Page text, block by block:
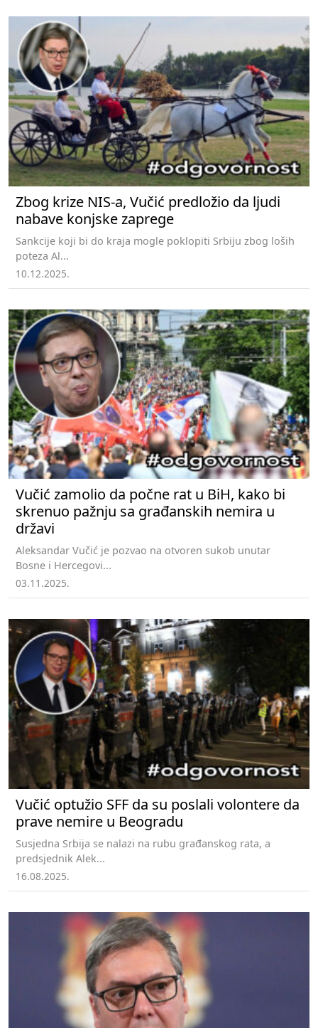
Zbog krize NIS-a, Vučić predložio da ljudi
nabave konjske zaprege
Sankcije koji bi do kraja mogle poklopiti Srbiju zbog loših
poteza Al...
10.12.2025.
Vučić zamolio da počne rat u BiH, kako bi
skrenuo pažnju sa građanskih nemira u
državi
Aleksandar Vučić je pozvao na otvoren sukob unutar
Bosne i Hercegovi...
03.11.2025.
Vučić optužio SFF da su poslali volontere da
prave nemire u Beogradu
Susjedna Srbija se nalazi na rubu građanskog rata, a
predsjednik Alek...
16.08.2025.